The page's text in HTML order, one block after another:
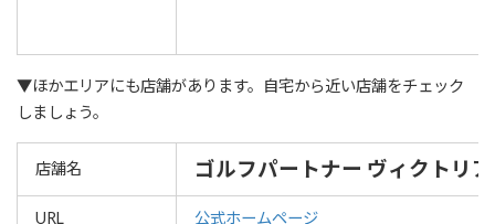
▼ほかエリアにも店舗があります。自宅から近い店舗をチェック
しましょう。
店舗名 ゴルフパートナー ヴィクトリ
URL 公式ホームページ